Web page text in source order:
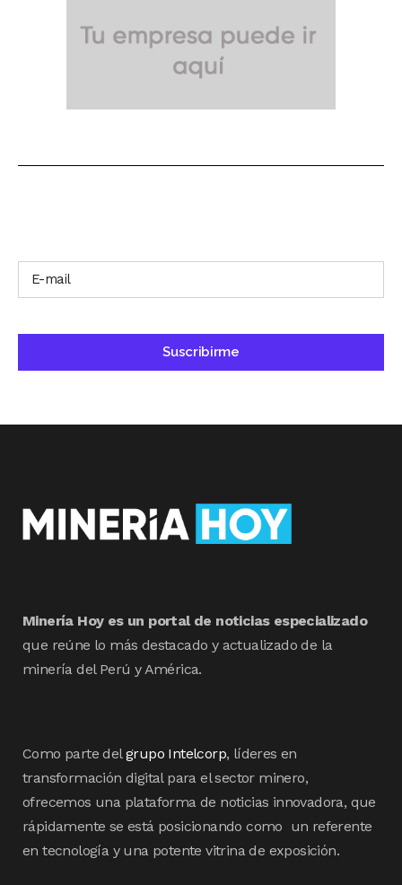
Minería Hoy es un portal de noticias especializado
que reúne lo más destacado y actualizado de la
minería del Perú y América.
Como parte delgrupo Intelcorp, líderes en
transformación digital para el sector minero,
ofrecemos una plataforma de noticias innovadora, que
rápidamente se está posicionando como un referente
en tecnología y una potente vitrina de exposición.